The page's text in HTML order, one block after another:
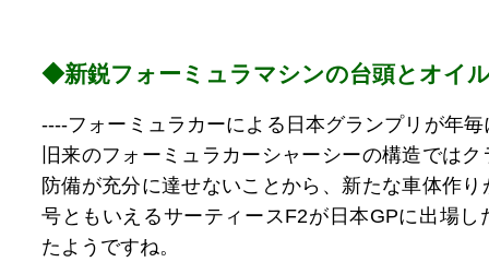
◆新鋭フォーミュラマシンの台頭とオイ
----フォーミュラカーによる日本グランプリが年
旧来のフォーミュラカーシャーシーの構造では
防備が充分に達せないことから、新たな車体作
号ともいえるサーティースF2が日本GPに出場し
たようですね。